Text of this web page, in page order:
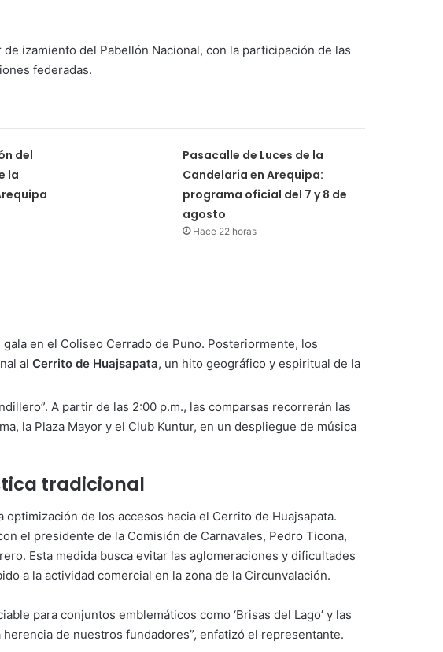
izamiento del Pabellón Nacional, con la participación de las
federadas.
del
la
Pasacalle de Luces de la
Candelaria en Arequipa:
programa oficial del 7 y 8 de
agosto
Hace 22 horas
en el Coliseo Cerrado de Puno. Posteriormente, los
al Cerrito de Huajsapata, un hito geográfico y espiritual de la
A partir de las 2:00 p.m., las comparsas recorrerán las
la Plaza Mayor y el Club Kuntur, en un despliegue de música
tradicional
de los accesos hacia el Cerrito de Huajsapata.
el presidente de la Comisión de Carnavales, Pedro Ticona,
Esta medida busca evitar las aglomeraciones y dificultades
a la actividad comercial en la zona de la Circunvalación.
para conjuntos emblemáticos como ‘Brisas del Lago’ y las
de nuestros fundadores”, enfatizó el representante.